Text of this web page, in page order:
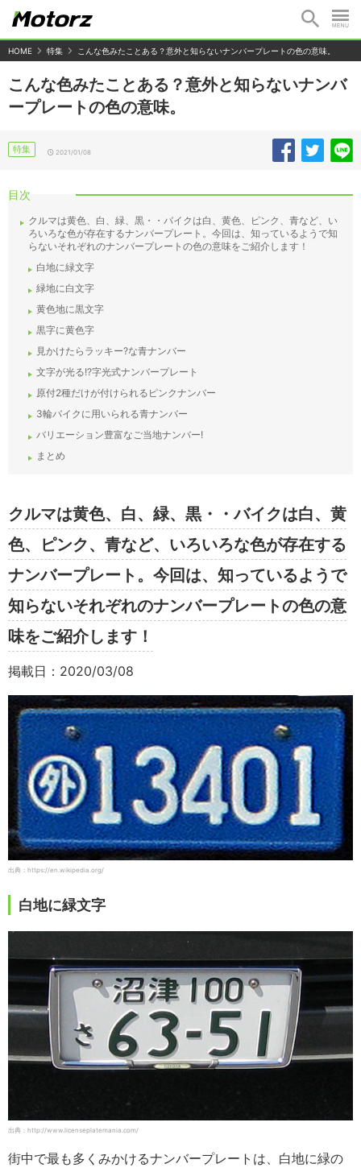
HOME 特集 こんな色みたことある？意外と知らないナンバープレートの色の意味。
こんな色みたことある？意外と知らないナンバ
ープレートの色の意味。
特集 2021/01/08
目次
クルマは黄色、白、緑、黒・・バイクは白、黄色、ピンク、青など、い
ろいろな色が存在するナンバープレート。今回は、知っているようで知
らないそれぞれのナンバープレートの色の意味をご紹介します！
白地に緑文字
緑地に白文字
黄色地に黒文字
黒字に黄色字
見かけたらラッキー?な青ナンバー
文字が光る!?字光式ナンバープレート
原付2種だけが付けられるピンクナンバー
3輪バイクに用いられる青ナンバー
バリエーション豊富なご当地ナンバー!
まとめ
クルマは黄色、白、緑、黒・・バイクは白、黄
色、ピンク、青など、いろいろな色が存在する
ナンバープレート。今回は、知っているようで
知らないそれぞれのナンバープレートの色の意
味をご紹介します！
掲載日：2020/03/08
出典：https://en.wikipedia.org/
白地に緑文字
出典：http://www.licenseplatemania.com/
街中で最も多くみかけるナンバープレートは、白地に緑の